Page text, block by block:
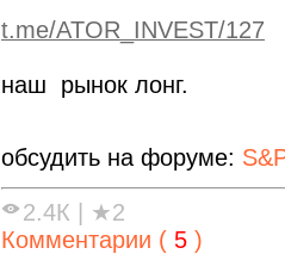
t.me/ATOR_INVEST/127
наш рынок лонг.
обсудить на форуме:
2.4К | ★2
Комментарии ( 5 )